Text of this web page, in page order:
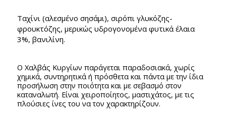
Ταχίνι (αλεσμένο σησάμι), σιρόπι γλυκόζης-
φρουκτόζης, μερικώς υδρογονομένα φυτικά έλαια
3%, βανιλίνη.
Ο Χαλβάς Κυργίων παράγεται παραδοσιακά, χωρίς
χημικά, συντηρητικά ή πρόσθετα και πάντα με την ίδια
προσήλωση στην ποιότητα και με σεβασμό στον
καταναλωτή. Είναι χειροποίητος, μαστιχάτος, με τις
πλούσιες ίνες του να τον χαρακτηρίζουν.